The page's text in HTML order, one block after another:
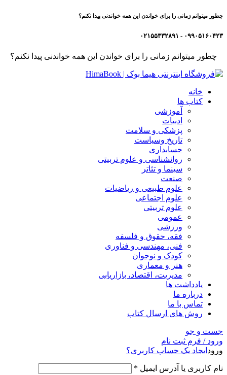
چطور میتوانم زمانی را برای خواندن این همه خواندنی پیدا نکنم؟
۰۹۹۰۵۱۶۰۴۲۳ - ۰۲۱۵۵۳۳۲۸۹۱
چطور میتوانم زمانی را برای خواندن این همه خواندنی پیدا نکنم؟
خانه
کتاب ها
آموزشی
ادبیات
پزشکی و سلامت
تاریخ وسیاست
حسابداری
روانشناسی و علوم تربیتی
سینما و تئاتر
صنعت
علوم طبیعی و ریاضیات
علوم اجتماعی
علوم تربیتی
عمومی
ورزشی
فقه، حقوق و فلسفه
فنی، مهندسی و فناوری
کودک و نوجوان
هنر و معماری
مدیریت، اقتصاد، بازاریابی
یادداشت ها
درباره ما
تماس با ما
روش های ارسال کتاب
جست و جو
ورود / فرم ثبت نام
ورود ایجاد یک حساب کاربری؟
نام کاربری یا آدرس ایمیل *